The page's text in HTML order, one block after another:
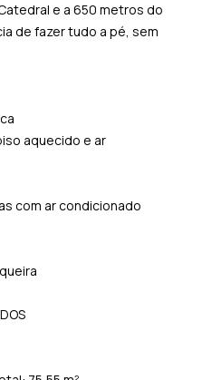
e a 650 metros do
de fazer tudo a pé, sem
aquecido e ar
com ar condicionado